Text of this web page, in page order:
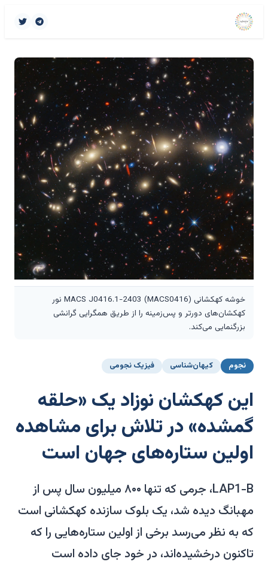
خوشه کهکشانی MACS J0416.1-2403 (MACS0416) نور
کهکشان‌های دورتر و پس‌زمینه را از طریق همگرایی گرانشی
بزرگنمایی می‌کند.
نجوم کیهان‌شناسی فیزیک نجومی
این کهکشان نوزاد یک «حلقه
گمشده» در تلاش برای مشاهده
اولین ستاره‌های جهان است
LAP1-B، جرمی که تنها ۸۰۰ میلیون سال پس از
مهبانگ دیده شد، یک بلوک سازنده کهکشانی است
که به نظر می‌رسد برخی از اولین ستاره‌هایی را که
تاکنون درخشیده‌اند، در خود جای داده است